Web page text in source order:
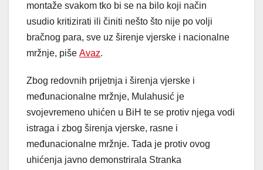
montaže svakom tko bi se na bilo koji način
usudio kritizirati ili činiti nešto što nije po volji
bračnog para, sve uz širenje vjerske i nacionalne
mržnje, piše Avaz.
Zbog redovnih prijetnja i širenja vjerske i
međunacionalne mržnje, Mulahusić je
svojevremeno uhićen u BiH te se protiv njega vodi
istraga i zbog širenja vjerske, rasne i
međunacionalne mržnje. Tada je protiv ovog
uhićenja javno demonstrirala Stranka